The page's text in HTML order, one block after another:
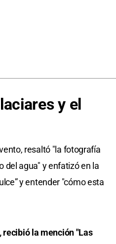
y el
resaltó "la fotografía
del agua" y enfatizó en la
y entender "cómo esta
recibió la mención "Las